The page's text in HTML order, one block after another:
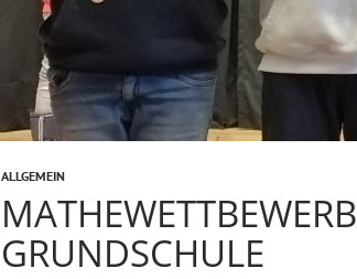
ALLGEMEIN
GRUNDSCHULE